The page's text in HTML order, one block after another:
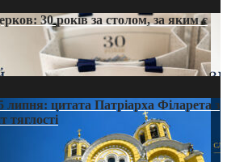
30 років за столом, за яким є
липня: цитата Патріарха Філарета з
тяглості